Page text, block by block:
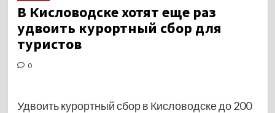
В Кисловодске хотят еще раз
удвоить курортный сбор для
туристов
0
Удвоить курортный сбор в Кисловодске до 200